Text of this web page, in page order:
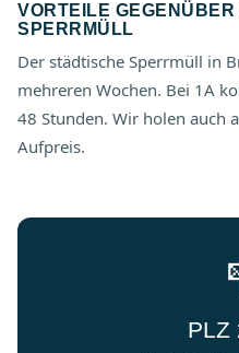
VORTEILE
SPERRMÜLL
Der städtische Sperrmüll in
mehreren Wochen. Bei 1A
48 Stunden. Wir holen auch
Aufpreis.
PLZ